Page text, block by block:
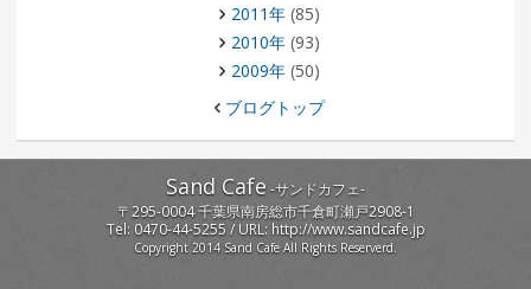
2011年(85)
2010年(93)
2009年(50)
ブログトップ
Sand Cafe-サンドカフェ-
〒295-0004 千葉県南房総市千倉町瀬戸2908-1
Tel: 0470-44-5255 / URL: http://www.sandcafe.jp
Copyright 2014 Sand Cafe All Rights Reserverd.